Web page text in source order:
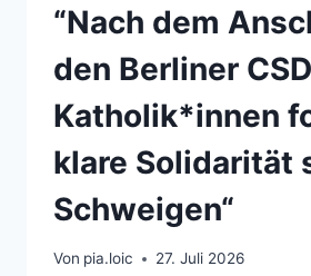
“Nach dem
den Berliner
Katholik*innen
klare Solidarität
Schweigen“
Von pia.loic 27. Juli 2026